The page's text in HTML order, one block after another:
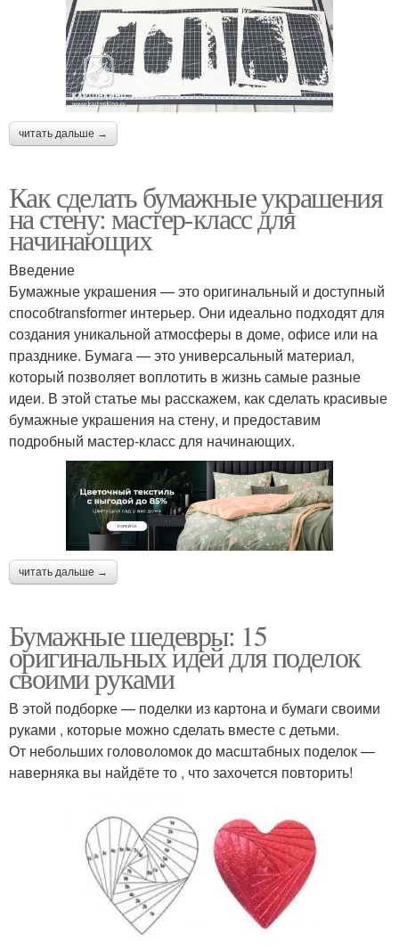
читать дальше →
Как сделать бумажные украшения
на стену: мастер-класс для
начинающих
Введение
Бумажные украшения — это оригинальный и доступный
способtransformer интерьер. Они идеально подходят для
создания уникальной атмосферы в доме, офисе или на
празднике. Бумага — это универсальный материал,
который позволяет воплотить в жизнь самые разные
идеи. В этой статье мы расскажем, как сделать красивые
бумажные украшения на стену, и предоставим
подробный мастер-класс для начинающих.
читать дальше →
Бумажные шедевры: 15
оригинальных идей для поделок
своими руками
В этой подборке — поделки из картона и бумаги своими
руками , которые можно сделать вместе с детьми.
От небольших головоломок до масштабных поделок —
наверняка вы найдёте то , что захочется повторить!